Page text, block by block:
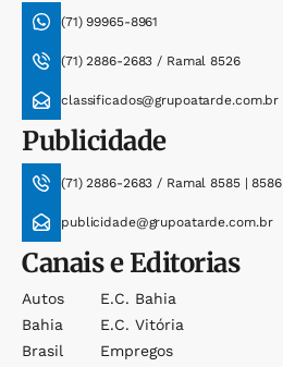
(71) 99965-8961
(71) 2886-2683 / Ramal 8526
classificados@grupoatarde.com.br
Publicidade
(71) 2886-2683 / Ramal 8585 | 8586
publicidade@grupoatarde.com.br
Canais e Editorias
Autos
Bahia
Brasil
E.c. Bahia
E.c. Vitória
Empregos